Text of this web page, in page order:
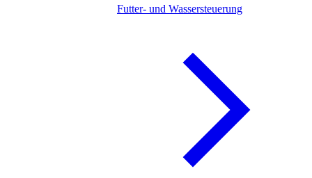
Futter- und Wassersteuerung